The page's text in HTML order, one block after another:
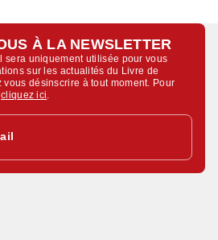
À LA NEWSLETTER
sera uniquement utilisée pour vous
sur les actualités du Livre de
vous désinscrire à tout moment. Pour
cliquez ici